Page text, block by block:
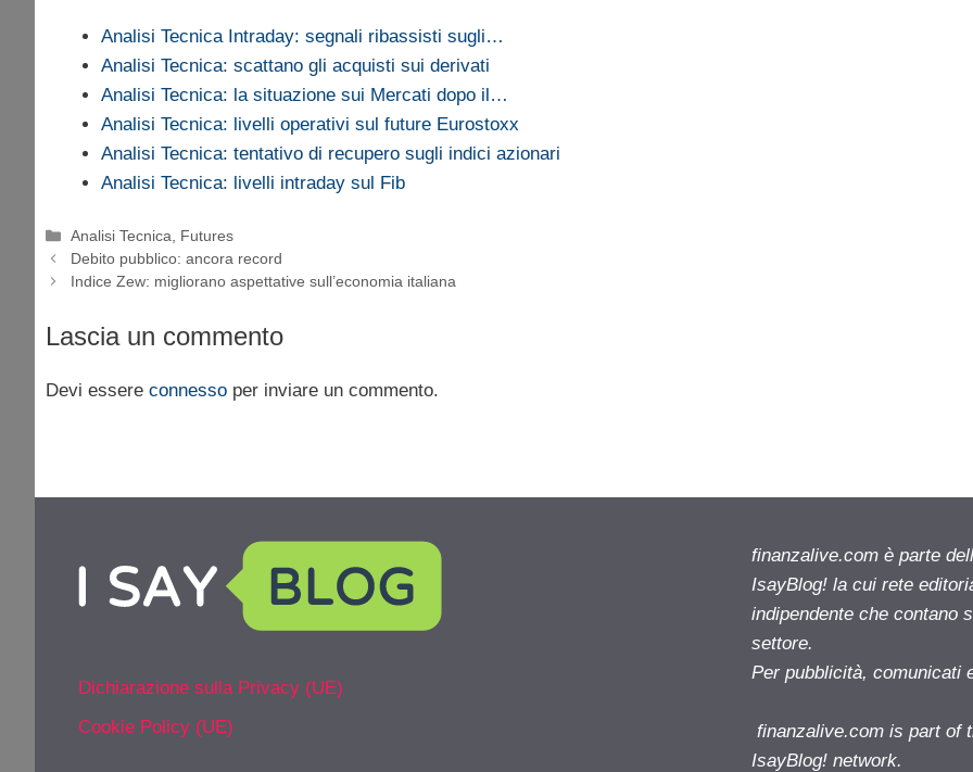
Analisi Tecnica Intraday: segnali ribassisti sugli…
Analisi Tecnica: scattano gli acquisti sui derivati
Analisi Tecnica: la situazione sui Mercati dopo il…
Analisi Tecnica: livelli operativi sul future Eurostoxx
Analisi Tecnica: tentativo di recupero sugli indici azionari
Analisi Tecnica: livelli intraday sul Fib
Categorie
Analisi Tecnica
Futures
Debito pubblico: ancora record
Indice Zew: migliorano aspettative sull’economia italiana
Lascia un commento
Devi essere connesso per inviare un commento.
Dichiarazione sulla Privacy (UE)
Cookie Policy (UE)
finanzalive.com è parte
IsayBlog! la cui rete
indipendente che contano
settore.
Per pubblicità, comunicati
finanzalive.com is part of
IsayBlog! network.